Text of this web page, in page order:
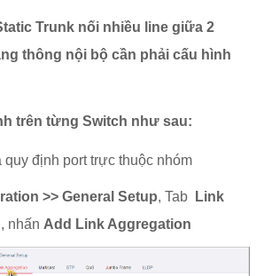
Trunk nối nhiều line giữa 2
thông nội bộ cần phải cấu hình
trên từng Switch như sau:
quy định port trực thuộc nhóm
>> General Setup, Tab
Link
, nhấn Add Link Aggregation